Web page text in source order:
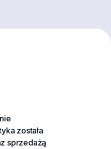
została
sprzedażą